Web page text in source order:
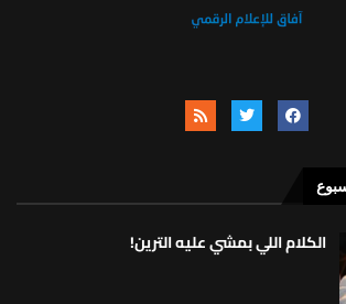
الكلام اللي بمشي عليه الترين!